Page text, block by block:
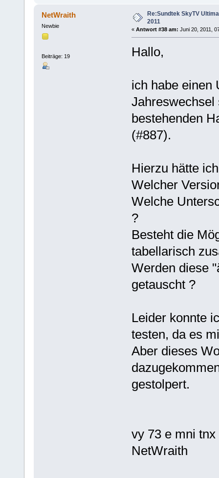
NetWraith
Newbie
Beiträge: 19
Re:Sundtek SkyTV
2011
« Antwort #38 am: Juni 20, 2011,
Hallo,
ich habe einen
Jahreswechsel
bestehenden
(#887).
Hierzu hätte
Welcher
Welche
?
Besteht die
tabellarisch
Werden diese
getauscht ?
Leider konnte
testen, da es
Aber dieses
gestolpert.
vy 73 e mni tnx
NetWraith